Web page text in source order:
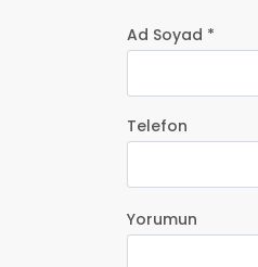
Ad Soyad *
Telefon
Yorumun